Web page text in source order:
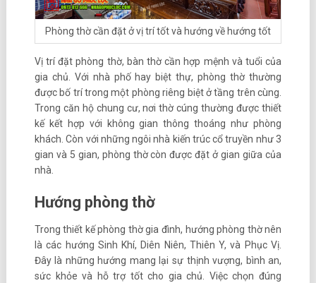
Phòng thờ cần đặt ở vị trí tốt và hướng về hướng tốt
Vị trí đặt phòng thờ, bàn thờ cần hợp mệnh và tuổi của
gia chủ. Với nhà phố hay biệt thự, phòng thờ thường
được bố trí trong một phòng riêng biệt ở tầng trên cùng.
Trong căn hộ chung cư, nơi thờ cúng thường được thiết
kế kết hợp với không gian thông thoáng như phòng
khách. Còn với những ngôi nhà kiến trúc cổ truyền như 3
gian và 5 gian, phòng thờ còn được đặt ở gian giữa của
nhà.
Hướng phòng thờ
Trong thiết kế phòng thờ gia đình, hướng phòng thờ nên
là các hướng Sinh Khí, Diên Niên, Thiên Y, và Phục Vị.
Đây là những hướng mang lại sự thịnh vượng, bình an,
sức khỏe và hỗ trợ tốt cho gia chủ. Việc chọn đúng